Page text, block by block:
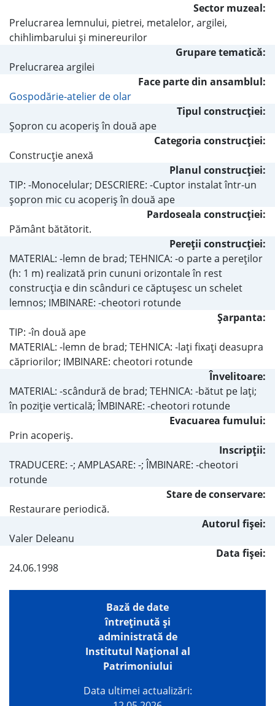
Sector muzeal:
Prelucrarea lemnului, pietrei, metalelor, argilei,
chihlimbarului şi minereurilor
Grupare tematică:
Prelucrarea argilei
Face parte din ansamblul:
Gospodărie-atelier de olar
Tipul construcţiei:
Şopron cu acoperiş în două ape
Categoria construcţiei:
Construcţie anexă
Planul construcţiei:
TIP: -Monocelular; DESCRIERE: -Cuptor instalat într-un
şopron mic cu acoperiş în două ape
Pardoseala construcţiei:
Pământ bătătorit.
Pereţii construcţiei:
MATERIAL: -lemn de brad; TEHNICA: -o parte a pereţilor
(h: 1 m) realizată prin cununi orizontale în rest
construcţia e din scânduri ce căptuşesc un schelet
lemnos; IMBINARE: -cheotori rotunde
Şarpanta:
TIP: -în două ape
MATERIAL: -lemn de brad; TEHNICA: -laţi fixaţi deasupra
căpriorilor; IMBINARE: cheotori rotunde
Învelitoare:
MATERIAL: -scândură de brad; TEHNICA: -bătut pe laţi;
în poziţie verticală; ÎMBINARE: -cheotori rotunde
Evacuarea fumului:
Prin acoperiş.
Inscripţii:
TRADUCERE: -; AMPLASARE: -; ÎMBINARE: -cheotori
rotunde
Stare de conservare:
Restaurare periodică.
Autorul fişei:
Valer Deleanu
Data fișei:
24.06.1998
Bază de date
întreţinută şi
administrată de
Institutul Național al
Patrimoniului
Data ultimei actualizări: